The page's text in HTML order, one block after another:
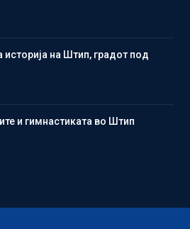
историја на Штип, градот под
и гимнастиката во Штип